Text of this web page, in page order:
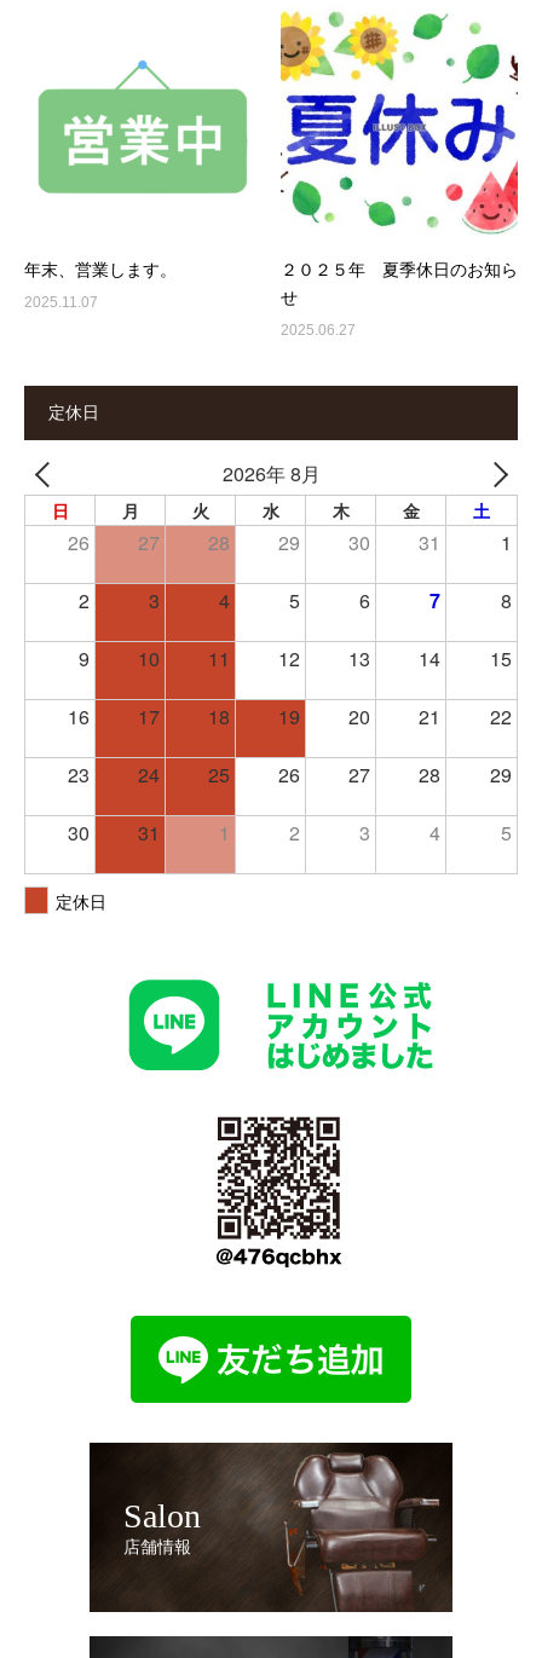
年末、営業します。
2025.11.07
２０２５年 夏季休日のお知ら
せ
2025.06.27
定休日
2026年 8月
日 月 火 水 木 金 土
26 27 28 29 30 31 1
2 3 4 5 6 7 8
9 10 11 12 13 14 15
16 17 18 19 20 21 22
23 24 25 26 27 28 29
30 31 1 2 3 4 5
定休日
Salon
店舗情報